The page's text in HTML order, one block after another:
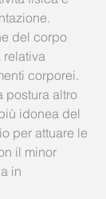
del corpo
relativa
corporei.
postura altro
idonea del
per attuare le
il minor
in